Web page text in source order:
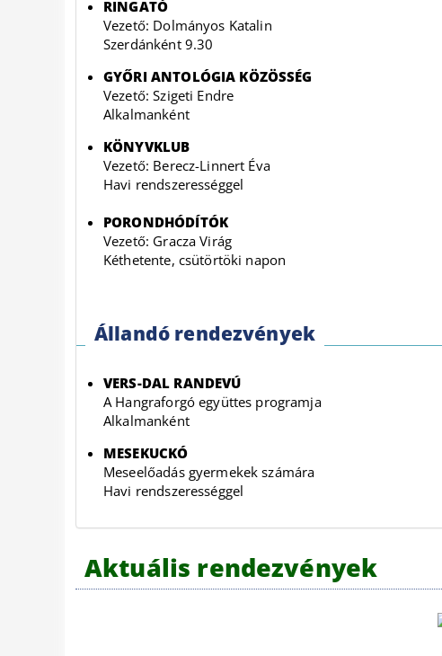
RINGATÓ
Vezető: Dolmányos Katalin
Szerdánként 9.30
GYŐRI ANTOLÓGIA KÖZÖSSÉG
Vezető: Szigeti Endre
Alkalmanként
KÖNYVKLUB
Vezető: Berecz-Linnert Éva
Havi rendszerességgel
PORONDHÓDÍTÓK
Vezető: Gracza Virág
Kéthetente, csütörtöki napon
Állandó rendezvények
VERS-DAL RANDEVÚ
A Hangraforgó együttes programja
Alkalmanként
MESEKUCKÓ
Meseelőadás gyermekek számára
Havi rendszerességgel
Aktuális rendezvények